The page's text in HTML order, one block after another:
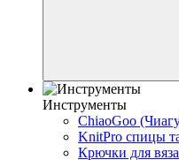
Инструменты
ChiaoGoo
KnitPro спицы
Крючки для